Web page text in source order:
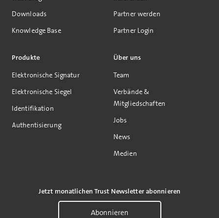
Downloads
Knowledge Base
Produkte
Elektronische Signatur
Elektronische Siegel
Identifikation
Authentisierung
Partner werden
Partner Login
Über uns
Team
Verbände &
Mitgliedschaften
Jobs
News
Medien
Jetzt monatlichen Trust Newsletter abonnieren
Abonnieren